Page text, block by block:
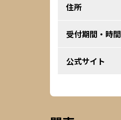
住所
受付期間・時間
公式サイト